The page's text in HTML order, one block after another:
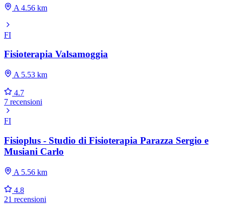
A 4.56 km
FI
Fisioterapia Valsamoggia
A 5.53 km
4.7
7 recensioni
FI
Fisioplus - Studio di Fisioterapia Parazza Sergio e
Musiani Carlo
A 5.56 km
4.8
21 recensioni